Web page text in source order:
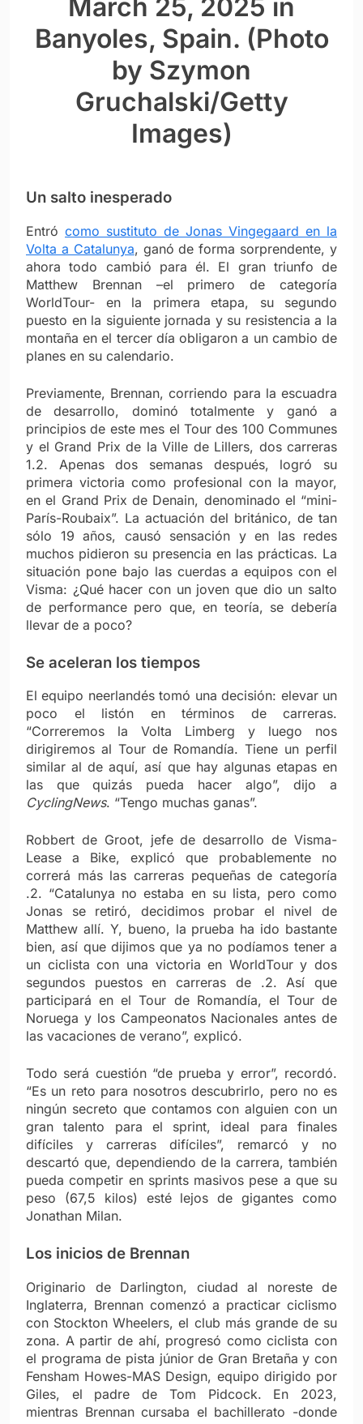
March 25, 2025 in
Banyoles, Spain. (Photo
by Szymon
Gruchalski/Getty
Images)
Un salto inesperado
Entró como sustituto de Jonas Vingegaard en la
Volta a Catalunya, ganó de forma sorprendente, y
ahora todo cambió para él. El gran triunfo de
Matthew Brennan –el primero de categoría
WorldTour- en la primera etapa, su segundo
puesto en la siguiente jornada y su resistencia a la
montaña en el tercer día obligaron a un cambio de
planes en su calendario.
Previamente, Brennan, corriendo para la escuadra
de desarrollo, dominó totalmente y ganó a
principios de este mes el Tour des 100 Communes
y el Grand Prix de la Ville de Lillers, dos carreras
1.2. Apenas dos semanas después, logró su
primera victoria como profesional con la mayor,
en el Grand Prix de Denain, denominado el “mini-
París-Roubaix”. La actuación del británico, de tan
sólo 19 años, causó sensación y en las redes
muchos pidieron su presencia en las prácticas. La
situación pone bajo las cuerdas a equipos con el
Visma: ¿Qué hacer con un joven que dio un salto
de performance pero que, en teoría, se debería
llevar de a poco?
Se aceleran los tiempos
El equipo neerlandés tomó una decisión: elevar un
poco el listón en términos de carreras.
“Correremos la Volta Limberg y luego nos
dirigiremos al Tour de Romandía. Tiene un perfil
similar al de aquí, así que hay algunas etapas en
las que quizás pueda hacer algo”, dijo a
CyclingNews. “Tengo muchas ganas”.
Robbert de Groot, jefe de desarrollo de Visma-
Lease a Bike, explicó que probablemente no
correrá más las carreras pequeñas de categoría
.2. “Catalunya no estaba en su lista, pero como
Jonas se retiró, decidimos probar el nivel de
Matthew allí. Y, bueno, la prueba ha ido bastante
bien, así que dijimos que ya no podíamos tener a
un ciclista con una victoria en WorldTour y dos
segundos puestos en carreras de .2. Así que
participará en el Tour de Romandía, el Tour de
Noruega y los Campeonatos Nacionales antes de
las vacaciones de verano”, explicó.
Todo será cuestión “de prueba y error”, recordó.
“Es un reto para nosotros descubrirlo, pero no es
ningún secreto que contamos con alguien con un
gran talento para el sprint, ideal para finales
difíciles y carreras difíciles”, remarcó y no
descartó que, dependiendo de la carrera, también
pueda competir en sprints masivos pese a que su
peso (67,5 kilos) esté lejos de gigantes como
Jonathan Milan.
Los inicios de Brennan
Originario de Darlington, ciudad al noreste de
Inglaterra, Brennan comenzó a practicar ciclismo
con Stockton Wheelers, el club más grande de su
zona. A partir de ahí, progresó como ciclista con
el programa de pista júnior de Gran Bretaña y con
Fensham Howes-MAS Design, equipo dirigido por
Giles, el padre de Tom Pidcock. En 2023,
mientras Brennan cursaba el bachillerato -donde